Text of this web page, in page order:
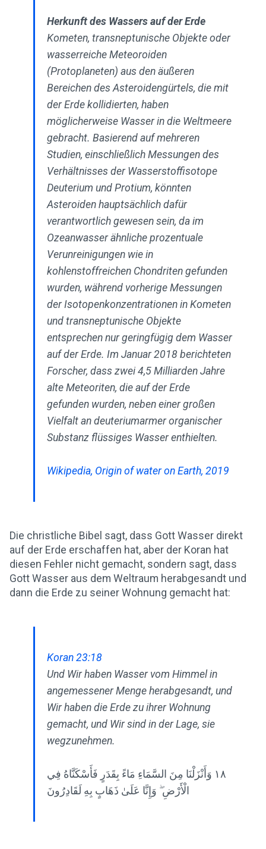
Herkunft des Wassers auf der Erde
Kometen, transneptunische Objekte oder
wasserreiche Meteoroiden
(Protoplaneten) aus den äußeren
Bereichen des Asteroidengürtels, die mit
der Erde kollidierten, haben
möglicherweise Wasser in die Weltmeere
gebracht. Basierend auf mehreren
Studien, einschließlich Messungen des
Verhältnisses der Wasserstoffisotope
Deuterium und Protium, könnten
Asteroiden hauptsächlich dafür
verantwortlich gewesen sein, da im
Ozeanwasser ähnliche prozentuale
Verunreinigungen wie in
kohlenstoffreichen Chondriten gefunden
wurden, während vorherige Messungen
der Isotopenkonzentrationen in Kometen
und transneptunische Objekte
entsprechen nur geringfügig dem Wasser
auf der Erde. Im Januar 2018 berichteten
Forscher, dass zwei 4,5 Milliarden Jahre
alte Meteoriten, die auf der Erde
gefunden wurden, neben einer großen
Vielfalt an deuteriumarmer organischer
Substanz flüssiges Wasser enthielten.
Wikipedia, Origin of water on Earth, 2019
Die christliche Bibel sagt, dass Gott Wasser direkt
auf der Erde erschaffen hat, aber der Koran hat
diesen Fehler nicht gemacht, sondern sagt, dass
Gott Wasser aus dem Weltraum herabgesandt und
dann die Erde zu seiner Wohnung gemacht hat:
Koran 23:18
Und Wir haben Wasser vom Himmel in
angemessener Menge herabgesandt, und
Wir haben die Erde zu ihrer Wohnung
gemacht, und Wir sind in der Lage, sie
wegzunehmen.
١٨ وَأَنْزَلْنَا مِنَ السَّمَاءِ مَاءً بِقَدَرٍ فَأَسْكَنَّاهُ فِي
الْأَرْضِ ۖ وَإِنَّا عَلَىٰ ذَهَابٍ بِهِ لَقَادِرُونَ